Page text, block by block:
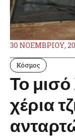
30 ΝΟΕΜΒΡΊΟΥ,
Κόσμος
Το
χέρια